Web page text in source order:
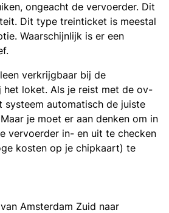
ongeacht de vervoerder. Dit
Dit type treinticket is meestal
Waarschijnlijk is er een
verkrijgbaar bij de
loket. Als je reist met de ov-
systeem automatisch de juiste
je moet er aan denken om in
vervoerder in- en uit te checken
kosten op je chipkaart) te
Amsterdam Zuid naar